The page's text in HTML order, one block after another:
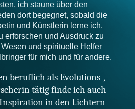
ich staune über den
dort begegnet, sobald die
und Künstlerin lerne ich,
erforschen und Ausdruck zu
und spirituelle Helfer
für mich und für andere.
beruflich als Evolutions-,
tätig finde ich auch
in den Lichtern